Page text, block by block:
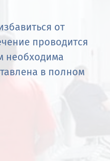
от
проводится
необходима
в полном